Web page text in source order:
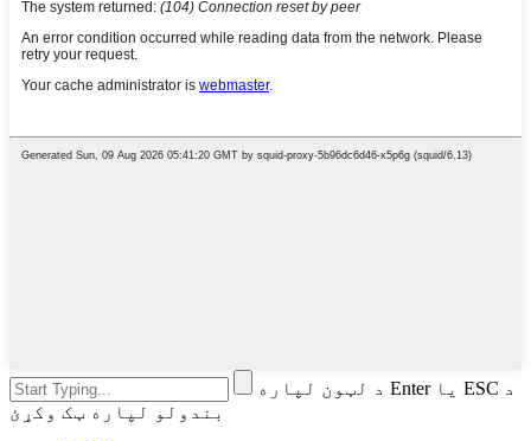
د لټون لپاره Enter یا ESC د
بندولو لپاره ټک وکړئ